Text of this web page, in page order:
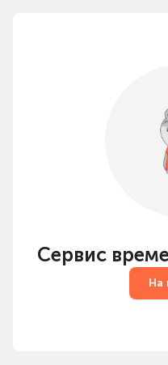
Сервис
На